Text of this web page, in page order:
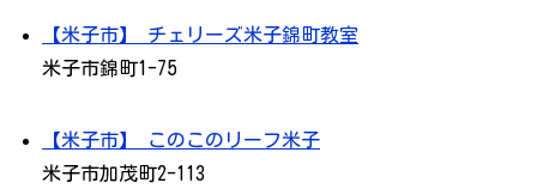
【米子市】 チェリーズ米子錦町教室
米子市錦町1-75
【米子市】 このこのリーフ米子
米子市加茂町2-113